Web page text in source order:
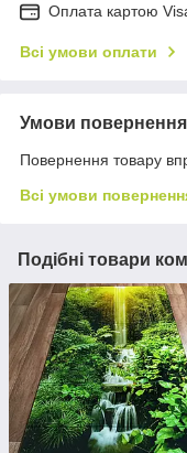
Оплата картою
Всі умови оплати
Умови повернення
Повернення товару
Всі умови
Подібні товари